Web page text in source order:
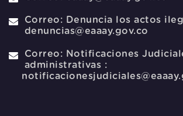
Correo: Denuncia los actos
denuncias@eaaay.gov.co
Correo: Notificaciones
administrativas :